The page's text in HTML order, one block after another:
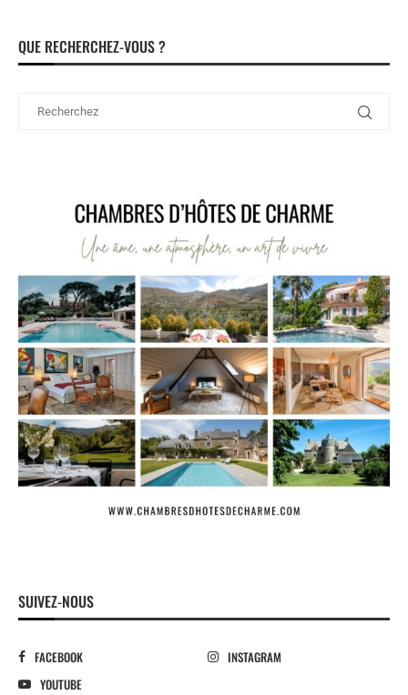
QUE RECHERCHEZ-VOUS ?
SUIVEZ-NOUS
FACEBOOK
INSTAGRAM
YOUTUBE